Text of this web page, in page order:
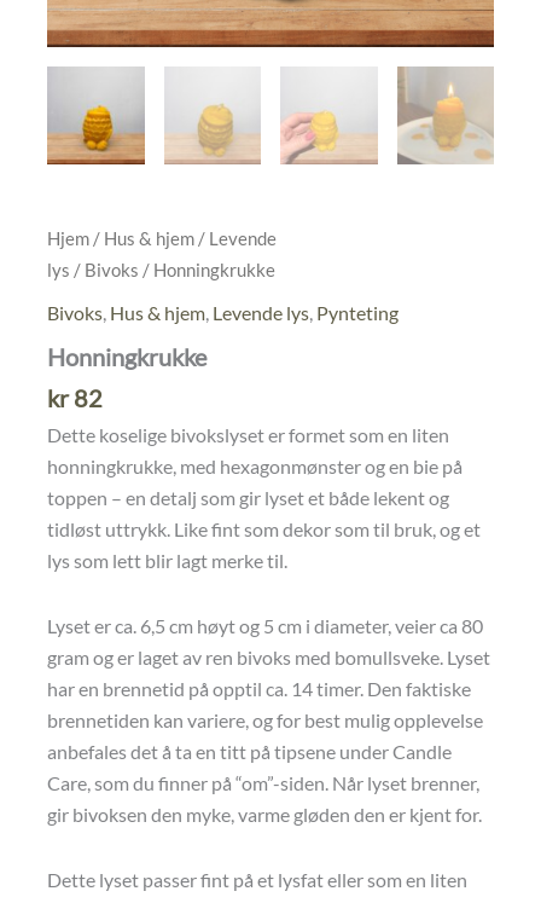
Hjem / Hus & hjem / Levende
lys / Bivoks / Honningkrukke
Bivoks Hus & hjem Levende lys Pynteting
Honningkrukke
kr82
Dette koselige bivokslyset er formet som en liten
honningkrukke, med hexagonmønster og en bie på
toppen – en detalj som gir lyset et både lekent og
tidløst uttrykk. Like fint som dekor som til bruk, og et
lys som lett blir lagt merke til.
Lyset er ca. 6,5 cm høyt og 5 cm i diameter, veier ca 80
gram og er laget av ren bivoks med bomullsveke. Lyset
har en brennetid på opptil ca. 14 timer. Den faktiske
brennetiden kan variere, og for best mulig opplevelse
anbefales det å ta en titt på tipsene under Candle
Care, som du finner på “om”-siden. Når lyset brenner,
gir bivoksen den myke, varme gløden den er kjent for.
Dette lyset passer fint på et lysfat eller som en liten